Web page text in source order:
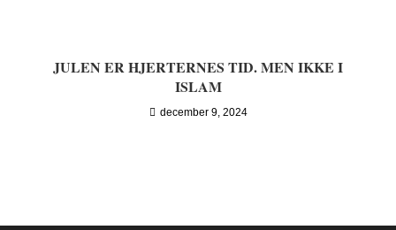
JULEN ER HJERTERNES TID. MEN IKKE I
ISLAM
december 9, 2024